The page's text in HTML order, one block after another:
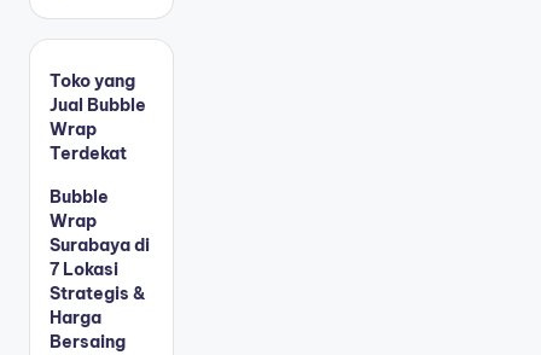
Toko yang
Jual Bubble
Wrap
Terdekat
Bubble
Wrap
Surabaya di
7 Lokasi
Strategis &
Harga
Bersaing